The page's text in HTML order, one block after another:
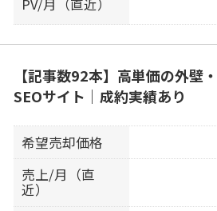
【記事数92本】高単価の外壁
SEOサイト｜成約実績あり
希望売却価格
売上/月（直
近）